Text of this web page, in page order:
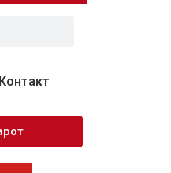
Контакт